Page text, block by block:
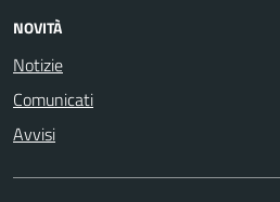
NOVITÀ
Notizie
Comunicati
Avvisi